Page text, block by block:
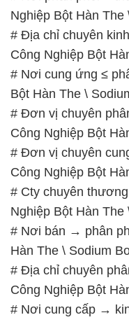
Bột Hàn The \
# Đơn vị chuyên
Công Nghiệp Bột
# Đơn vị chuyên
Công Nghiệp Bột
# Cty chuyên
Nghiệp Bột Hàn The
# Nơi bán → phân
Hàn The \ Sodium
# Địa chỉ chuyên
Công Nghiệp Bột
# Nơi cung cấp →
Nghiệp Bột Hàn The
# Công ty chuyên
Công Nghiệp Bột